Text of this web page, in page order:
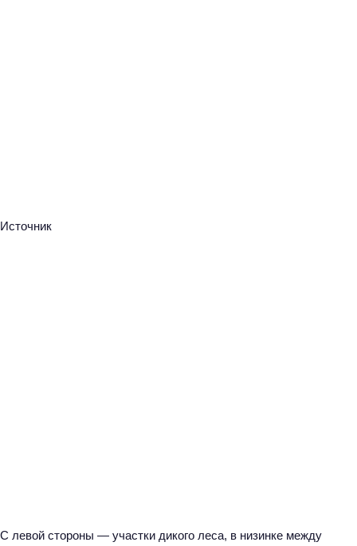
Источник
С левой стороны — участки дикого леса, в низинке между